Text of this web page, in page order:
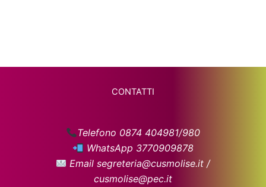
CONTATTI
Telefono 0874 404981/980
WhatsApp 3770909878
Email segreteria@cusmolise.it /
cusmolise@pec.it